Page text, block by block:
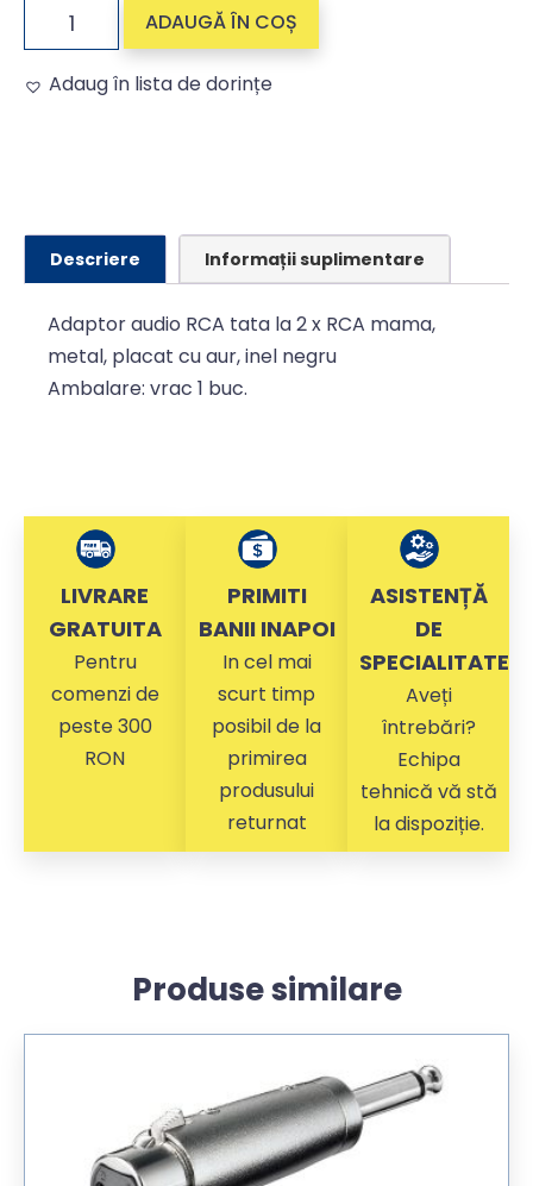
ADAUGĂ ÎN COȘ
Adaug în lista de dorințe
Descriere Informații suplimentare
Adaptor audio RCA tata la 2 x RCA mama,
metal, placat cu aur, inel negru
Ambalare: vrac 1 buc.
LIVRARE
GRATUITA
Pentru
comenzi de
peste 300
RON
PRIMITI
BANII INAPOI
In cel mai
scurt timp
posibil de la
primirea
produsului
returnat
ASISTENȚĂ
DE
SPECIALITATE
Aveți
întrebări?
Echipa
tehnică vă stă
la dispoziție.
Produse similare